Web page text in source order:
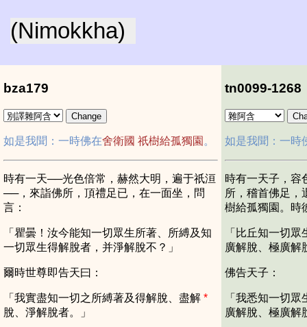
(Nimokkha)
bza179
如是我聞：一時佛在舍衛國 祇樹給孤獨園 。
時有一天──光色倍常，赫然大明，遍于祇洹
──，來詣佛所，頂禮足已，在一面坐，問
言：
「瞿曇！汝今能知一切眾生所著、所縛及知
一切眾生得解脫者，并淨解脫不？」
爾時世尊即告天曰：
「我實盡知一切之所縛著及得解脫、盡解*
脫、淨解脫者。」
tn0099-1268
如是我聞：一時
時有一天子，容
所，稽首佛足，
樹給孤獨園。時
「比丘知一切
廣解脫、極廣解
佛告天子：
「我悉知一切
廣解脫、極廣解